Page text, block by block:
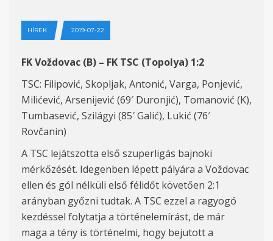
HÍREK 2019-07-22
FK Voždovac (B) – FK TSC (Topolya) 1:2
TSC: Filipović, Skopljak, Antonić, Varga, Ponjević,
Milićević, Arsenijević (69′ Duronjić), Tomanović (K),
Tumbasević, Szilágyi (85′ Galić), Lukić (76′
Rovčanin)
A TSC lejátszotta első szuperligás bajnoki
mérkőzését. Idegenben lépett pályára a Voždovac
ellen és gól nélküli első félidőt követően 2:1
arányban győzni tudtak. A TSC ezzel a ragyogó
kezdéssel folytatja a történelemírást, de már
maga a tény is történelmi, hogy bejutott a